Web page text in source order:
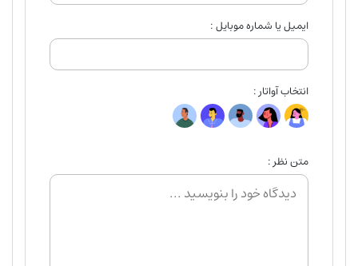
ایمیل یا شماره موبایل :
انتخاب آواتار :
متن نظر :